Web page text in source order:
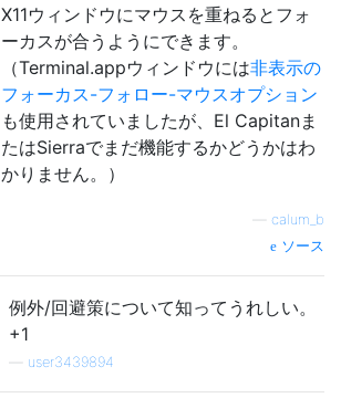
X11ウィンドウにマウスを重ねるとフォ
ーカスが合うようにできます。
（Terminal.appウィンドウには非表示の
フォーカス-フォロー-マウスオプション
も使用されていましたが、El Capitanま
たはSierraでまだ機能するかどうかはわ
かりません。）
calum_b
ソース
例外/回避策について知ってうれしい。
+1
user3439894